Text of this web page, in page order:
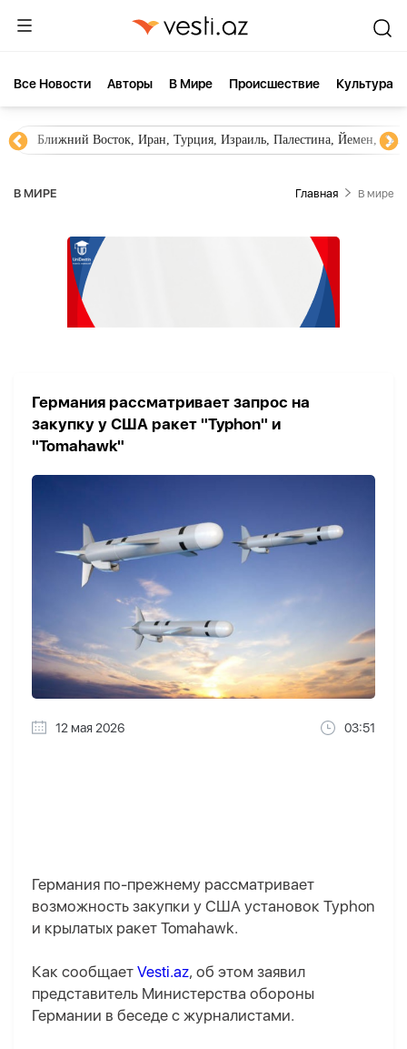
Все Новости Aвторы В Мире Происшествие Культура
Ближний Восток, Иран, Турция, Израиль, Палестина, Йемен,
В МИРЕ Главная В мире
Германия рассматривает запрос на
закупку у США ракет "Typhon" и
"Tomahawk"
12 мая 2026 03:51
Германия по-прежнему рассматривает
возможность закупки у США установок Typhon
и крылатых ракет Tomahawk.
Как сообщает Vesti.az, об этом заявил
представитель Министерства обороны
Германии в беседе с журналистами.